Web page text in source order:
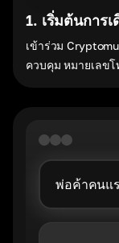
1. เริ่มต้นการ
เข้าร่วม
ควบคุม หมายเลขโ